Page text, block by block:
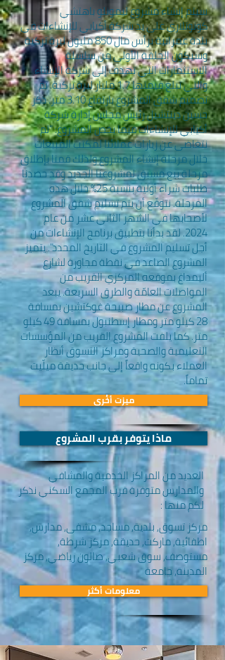
سيتم إنشاء مشروع ليمونلو باهتشي
كونوتلاري على يد شركة أكيابي للإنشاءات في
بلدة عمرانية برأس مال 850 مليون ليرة تركية
وسيكون الحلقة الأولى من سلسلة
الاستثمارات التي تهدف إلى شركة الإنشاء
والتي تبلغ قيمتها 1.7 مليار ليرة تركية. تم
تصميم شقق المشروع بارتفاع 3.10 متر. ذكر
حسين دينتشيل رئيس مجلس إدارة شركة
أكيابي للإنشاءات فيما يخص المشروع: "لم
نتغاضى عن زيارات عملائنا لمكتب المبيعات
خلال مرحلة إنشاء المشروع ولذلك قمنا بإطلاق
مرحلة بيع مسبق لمشروعنا الجديد وقد حصدنا
طلبات شراء أولية بنسبة 25% خلال هذه
المرحلة. نتوقّع أن يتم تسليم شقق المشروع
لأصحابها في الشهر الثاني عشر من عام
2024. لقد بدأنا بتطبيق برنامج الإنشاءات من
أجل تسليم المشروع في التاريخ المحدد". يتميز
المشروع الصاعد في نقطة مجاورة لشارع
أليمداغ بموقعه المركزي القريب من
المواصلات العامّة والطرق السريعة. يبعد
المشروع عن مطار صبيحة غوكتشين بمسافة
28 كيلو متر ومطار إسطنبول بمسافة 49 كيلو
متر. كما يلفت المشروع القريب من المؤسسات
التعليمية والصحية ومراكز التسوق أنظار
العملاء بكونه واقعاً إلى جانب حديقة ميلّيت
تماماً.
ماذا يتوفر بقرب المشروع
مركز تسوق, بلدية, مساجد, مشفى, مدارس,
اطفائية, ماركت, حديقة, مركز شرطة,
مستوصف, سوق شعبي, صالون رياضي, مركز
المدينة, جامعة
معلومات أكثر
ميزت أخُرى
العديد من المراكز الخدمية والمشافي
والمدارس متوفرة قرب المجمع السكني نذكر
لكم منها :